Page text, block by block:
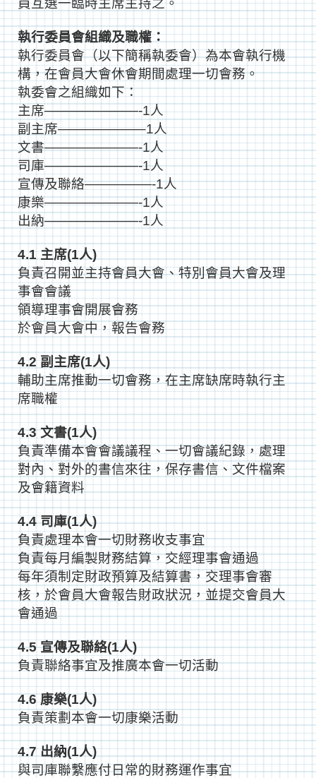
執行委員會組織及職權：
執行委員會（以下簡稱執委會）為本會執行機
構，在會員大會休會期間處理一切會務。
執委會之組織如下：
主席———————-1人
副主席——————–1人
文書———————-1人
司庫———————-1人
宣傳及聯絡—————-1人
康樂———————-1人
出納———————-1人
4.1 主席(1人)
負責召開並主持會員大會、特別會員大會及理
事會會議
領導理事會開展會務
於會員大會中，報告會務
4.2 副主席(1人)
輔助主席推動一切會務，在主席缺席時執行主
席職權
4.3 文書(1人)
負責準備本會會議議程、一切會議紀錄，處理
對內、對外的書信來往，保存書信、文件檔案
及會籍資料
4.4 司庫(1人)
負責處理本會一切財務收支事宜
負責每月編製財務結算，交經理事會通過
每年須制定財政預算及結算書，交理事會審
核，於會員大會報告財政狀況，並提交會員大
會通過
4.5 宣傳及聯絡(1人)
負責聯絡事宜及推廣本會一切活動
4.6 康樂(1人)
負責策劃本會一切康樂活動
4.7 出納(1人)
與司庫聯繫應付日常的財務運作事宜